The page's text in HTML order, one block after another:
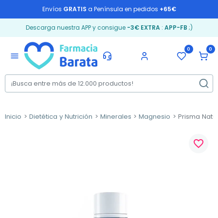
Envíos GRATIS a Península en pedidos +65€
Descarga nuestra APP y consigue -3€ EXTRA: APP-FB ;)
menu
0 0
Inicio Dietética y Nutrición Minerales Magnesio Prisma
favorite_border